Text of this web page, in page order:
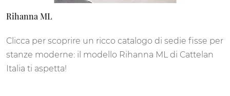
Rihanna ML
Clicca per scoprire un ricco catalogo di sedie fisse per
stanze moderne: il modello Rihanna ML di Cattelan
Italia ti aspetta!